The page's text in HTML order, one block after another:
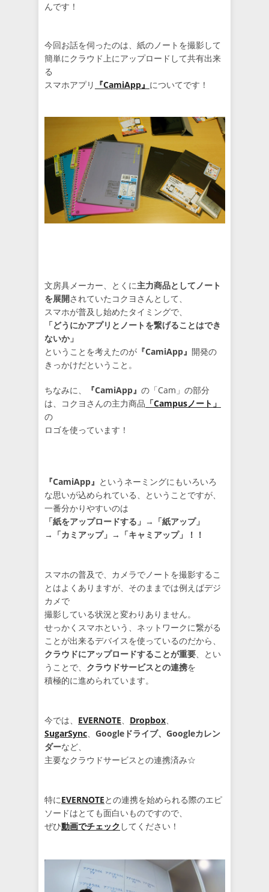
んです！
今回お話を伺ったのは、紙のノートを撮影して
簡単にクラウド上にアップロードして共有出来
る
スマホアプリ 『CamiApp』 についてです！
文房具メーカー、とくに主力商品としてノート
を展開されていたコクヨさんとして、
スマホが普及し始めたタイミングで、
「どうにかアプリとノートを繋げることはでき
ないか」
ということを考えたのが 『CamiApp』 開発の
きっかけだということ。
ちなみに、 『CamiApp』 の「Cam」の部分
は、コクヨさんの主力商品 「Campusノート」
の
ロゴを使っています！
『CamiApp』 というネーミングにもいろいろ
な思いが込められている、ということですが、
一番分かりやすいのは
「紙をアップロードする」→「紙アップ」
→「カミアップ」→「キャミアップ」！！
スマホの普及で、カメラでノートを撮影するこ
とはよくありますが、そのままでは例えばデジ
カメで
撮影している状況と変わりありません。
せっかくスマホという、ネットワークに繋がる
ことが出来るデバイスを使っているのだから、
クラウドにアップロードすることが重要、とい
うことで、 クラウドサービスとの連携を
積極的に進められています。
今では、 EVERNOTE、 Dropbox、
SugarSync、 Googleドライブ、Googleカレン
ダーなど、
主要なクラウドサービスとの連携済み☆
特にEVERNOTEとの連携を始められる際のエピ
ソードはとても面白いものですので、
ぜひ動画でチェック してください！